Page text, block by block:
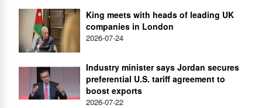
King meets with heads of leading UK
companies in London
2026-07-24
Industry minister says Jordan secures
preferential U.S. tariff agreement to
boost exports
2026-07-22